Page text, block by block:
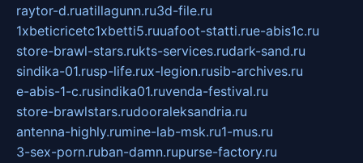
raytor-d.ruatillagunn.ru3d-file.ru
1xbeticricetc1xbetti5.ruuafoot-statti.rue-abis1c.ru
store-brawl-stars.rukts-services.rudark-sand.ru
sindika-01.rusp-life.rux-legion.rusib-archives.ru
e-abis-1-c.rusindika01.ruvenda-festival.ru
store-brawlstars.rudooraleksandria.ru
antenna-highly.rumine-lab-msk.ru1-mus.ru
3-sex-porn.ruban-damn.rupurse-factory.ru